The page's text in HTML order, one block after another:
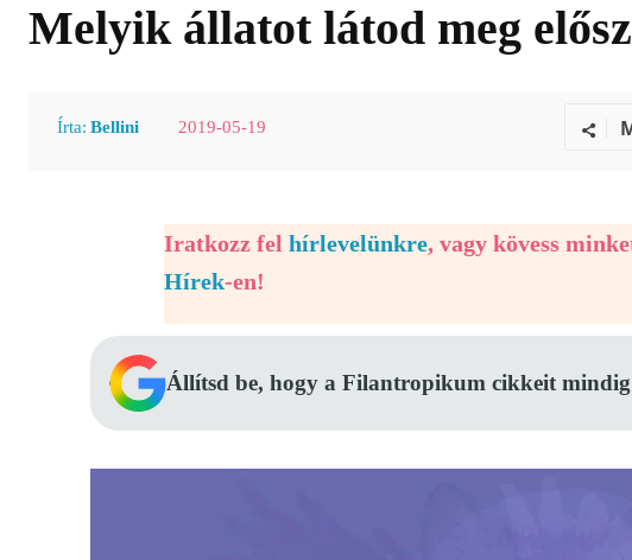
Melyik állatot látod meg
Írta: Bellini 2019-05-19
Iratkozz fel hírlevelünkre, vagy kövess
Hírek-en!
Állítsd be, hogy a Filantropikum cikkeit mindig